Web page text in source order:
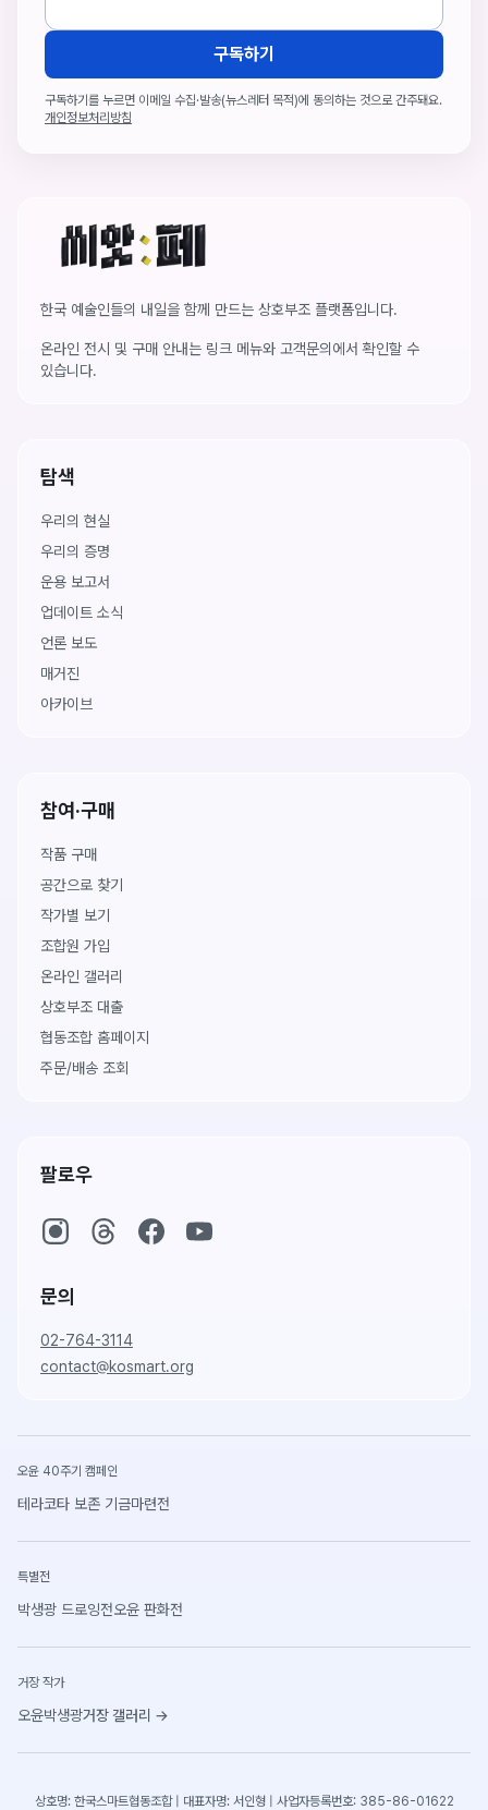
구독하기
구독하기를 누르면 이메일 수집·발송(뉴스레터 목적)에 동의하는 것으로 간주돼요.
개인정보처리방침
씨앗페 온라인 홈
한국 예술인들의 내일을 함께 만드는 상호부조 플랫폼입니다.
온라인 전시 및 구매 안내는 링크 메뉴와 고객문의에서 확인할 수
있습니다.
탐색
우리의 현실
우리의 증명
운용 보고서
업데이트 소식
언론 보도
매거진
아카이브
참여·구매
작품 구매
공간으로 찾기
작가별 보기
조합원 가입
온라인 갤러리
상호부조 대출
협동조합 홈페이지
주문/배송 조회
팔로우
문의
02-764-3114
contact@kosmart.org
오윤 40주기 캠페인
테라코타 보존 기금마련전
특별전
박생광 드로잉전오윤 판화전
거장 작가
오윤박생광거장 갤러리 →
상호명: 한국스마트협동조합 | 대표자명: 서인형 | 사업자등록번호: 385-86-01622